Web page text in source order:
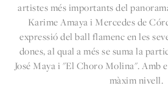
artistes més importants del
Karime Amaya i Mercedes de
expressió del ball flamenc en les
dones, al qual a més se suma la
José Maya i "El Choro Molina". Amb
màxim nivell.